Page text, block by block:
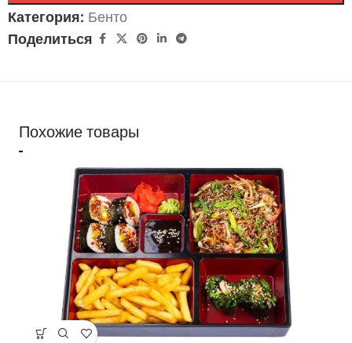
Категория: Бенто
Поделиться
Похожие товары